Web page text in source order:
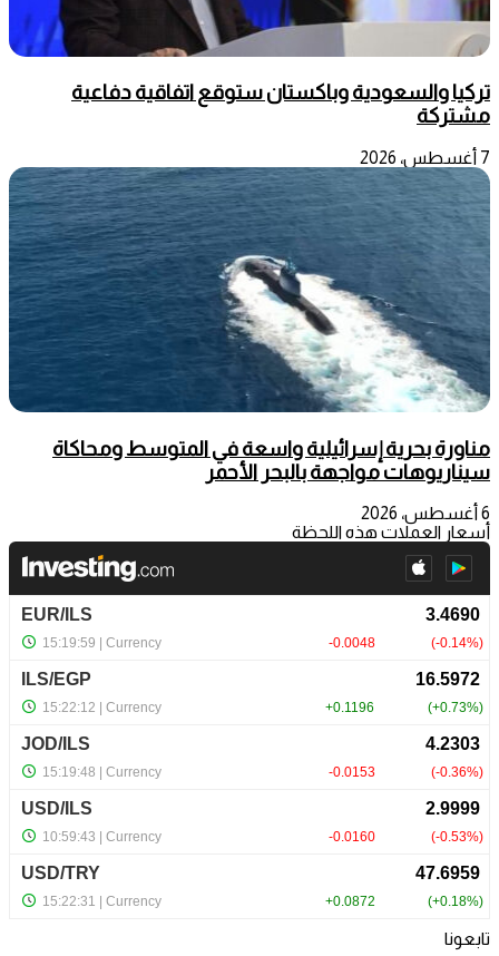
تركيا والسعودية وباكستان ستوقع اتفاقية دفاعية
مشتركة
7 أغسطس، 2026
مناورة بحرية إسرائيلية واسعة في المتوسط ومحاكاة
سيناريوهات مواجهة بالبحر الأحمر
6 أغسطس، 2026
أسعار العملات هذه اللحظة
تابعونا